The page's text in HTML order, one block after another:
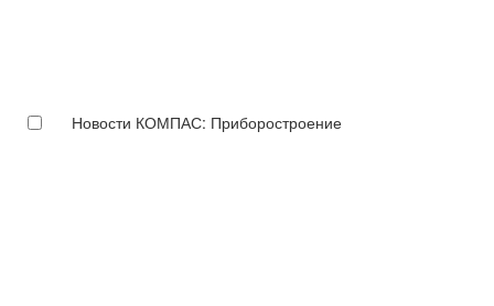
Новости КОМПАС: Приборостроение